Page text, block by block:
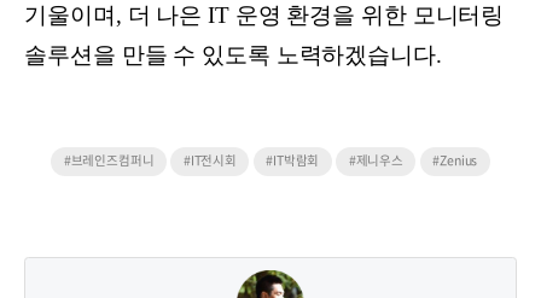
기울이며, 더 나은 IT 운영 환경을 위한 모니터링
솔루션을 만들 수 있도록 노력하겠습니다.
#브레인즈컴퍼니 #IT전시회 #IT박람회 #제니우스 #Zenius